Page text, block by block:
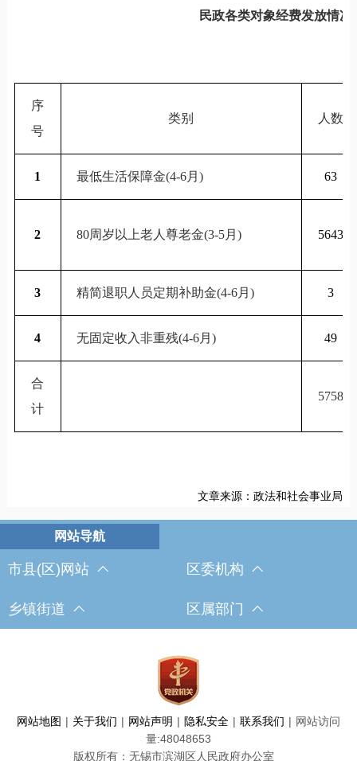
民政各类对象经费发放情况
序
号
类别 人数
1 最低生活保障金(4-6月) 63
2 80周岁以上老人尊老金(3-5月) 5643
3 精简退职人员定期补助金(4-6月) 3
4 无固定收入非重残(4-6月) 49
合
计
5758
文章来源：政法和社会事业局
市县(区)网站 区委机构
乡镇街道 区属部门
网站地图 | 关于我们 | 网站声明 | 隐私安全 | 联系我们 | 网站访问
量:48048653
版权所有：无锡市滨湖区人民政府办公室